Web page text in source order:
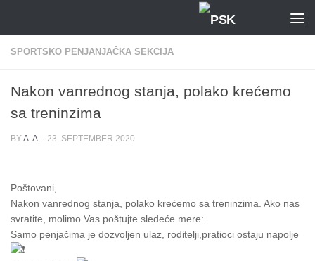
SPORTSKO PENJANJAČKA SEKCIJA
Nakon vanrednog stanja, polako krećemo
sa treninzima
BYA. A. · 23. SEPTEMBER 2020
Poštovani,
Nakon vanrednog stanja, polako krećemo sa treninzima. Ako nas
svratite, molimo Vas poštujte sledeće mere:
Samo penjačima je dozvoljen ulaz, roditelji,pratioci ostaju napolje